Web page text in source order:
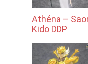
Athéna –
Kido DDP